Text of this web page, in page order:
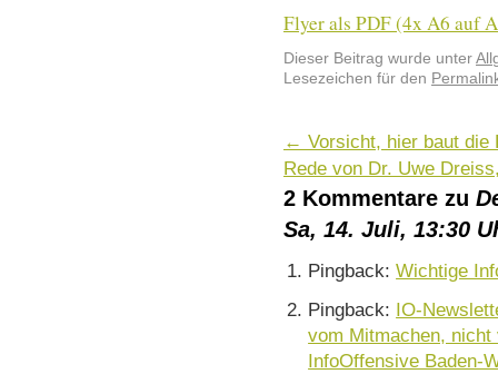
Flyer als PDF (4x A6 auf
Dieser Beitrag wurde unter
Lesezeichen für den
← Vorsicht, hier baut die
Rede von Dr. Uwe
2 Kommentare zu
Sa, 14. Juli, 13:30
Pingback:Wichtige
Pingback: IO-
vom Mitmachen,
InfoOffensive Baden-